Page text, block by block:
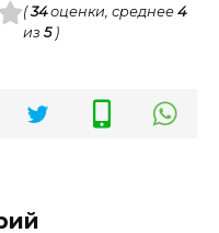
(34оценки, среднее4
из5)